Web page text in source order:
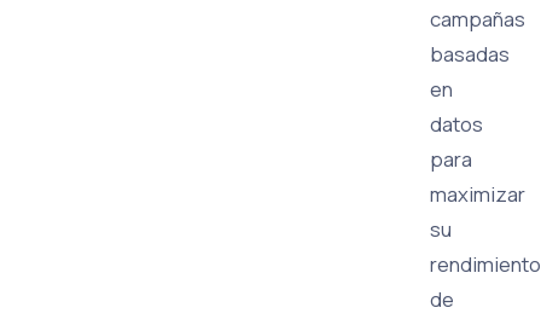
campañas
basadas
en
datos
para
maximizar
su
rendimiento
de